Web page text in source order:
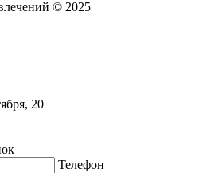
© 2025
20
Телефон